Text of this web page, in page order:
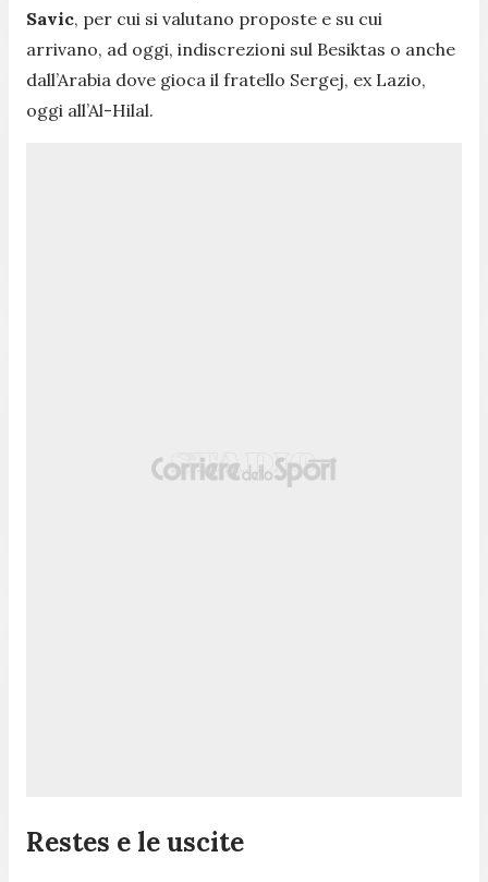
Savic, per cui si valutano proposte e su cui
arrivano, ad oggi, indiscrezioni sul Besiktas o anche
dall’Arabia dove gioca il fratello Sergej, ex Lazio,
oggi all’Al-Hilal.
Restes e le uscite